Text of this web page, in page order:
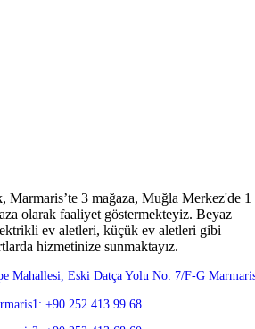
3 mağaza, Muğla Merkez'de 1
olarak faaliyet göstermekteyiz. Beyaz
ev aletleri, küçük ev aletleri gibi
hizmetinize sunmaktayız.
Mahallesi, Eski Datça Yolu No: 7/F-G
+90 252 413 99 68